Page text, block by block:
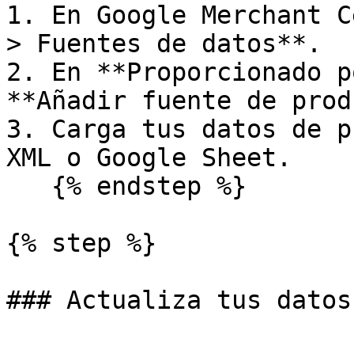
1. En Google Merchant
> Fuentes de datos**.
2. En
**Añadir fuente de
3. Carga tus datos de
XML o Google Sheet.
{% step %}
### Actualiza tus datos